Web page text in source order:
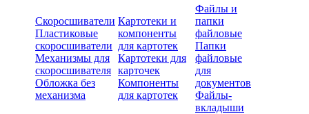
Скоросшиватели
Пластиковые
скоросшиватели
Механизмы для
скоросшивателя
Обложка без
механизма
Картотеки и
компоненты
для картотек
Картотеки для
карточек
Компоненты
для картотек
Файлы и
папки
файловые
Папки
файловые
для
документов
Файлы-
вкладыши